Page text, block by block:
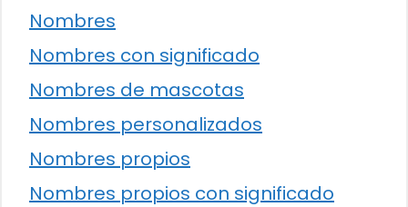
Nombres
Nombres con significado
Nombres de mascotas
Nombres personalizados
Nombres propios
Nombres propios con significado